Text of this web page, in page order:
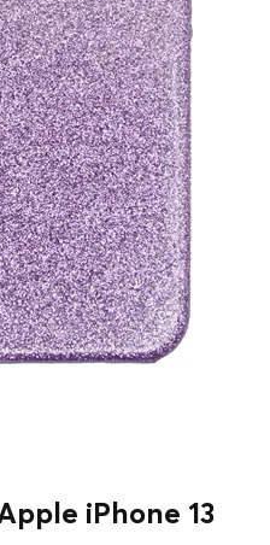
iPhone 13